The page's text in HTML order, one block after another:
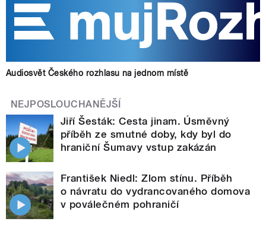
Audiosvět Českého rozhlasu na jednom místě
NEJPOSLOUCHANĚJŠÍ
Jiří Šesták: Cesta jinam. Úsměvný
příběh ze smutné doby, kdy byl do
hraniční Šumavy vstup zakázán
František Niedl: Zlom stínu. Příběh
o návratu do vydrancovaného domova
v poválečném pohraničí